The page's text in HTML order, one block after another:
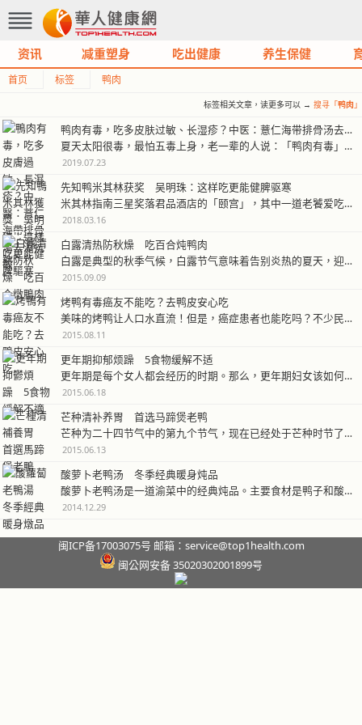
资讯 减重塑身 吃出健康 养生保健
首页 标签 鸭肉
标签相关文章，读更多可以 → 搜寻「鸭肉」
鸭肉有毒，吃多皮肤过敏、长湿疹？中医：薏仁海带排骨汤去湿抗敏
夏天太阳很毒，最怕五毒上身，老一辈的人说：「鸭肉有毒」，吃多容易引发皮…
2019.07.23
先知鸭米其林获奖 吴明珠：这样吃更能健脾驱寒
米其林指南三星奖落君品酒店的「颐宫」，其中一道老饕爱吃的「先知鸭」正是…
2018.03.16
白露清热防秋燥 吃百合炖鸭肉
白露是典型的秋季气候，白露节气意味着告别炎热的夏天，迎来凉爽的秋天。但…
2015.09.09
烤鸭有毒癌友不能吃？去鸭皮安心吃
美味的烤鸭让人口水直流！但是，癌症患者也能吃吗？不少民众认为，鸭子属于…
2015.08.11
更年期抑郁烦躁 5食物缓解不适
更年期是每个女人都会经历的时期。那么，更年期妇女该如何藉由饮食调养，提…
2015.06.18
芒种清补养胃 首选马蹄煲老鸭
芒种为二十四节气中的第九个节气，现在已经处于芒种时节了。芒种时节的饮食…
2015.06.13
酸萝卜老鸭汤 冬季经典暖身炖品
酸萝卜老鸭汤是一道渝菜中的经典炖品。主要食材是鸭子和酸萝卜，烹饪工艺是…
2014.12.29
闽ICP备17003075号 邮箱：service@top1health.com
闽公网安备 35020302001899号